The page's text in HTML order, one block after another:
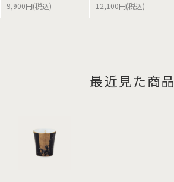
9,900円(税込) 12,100円(税込)
最近見た商品